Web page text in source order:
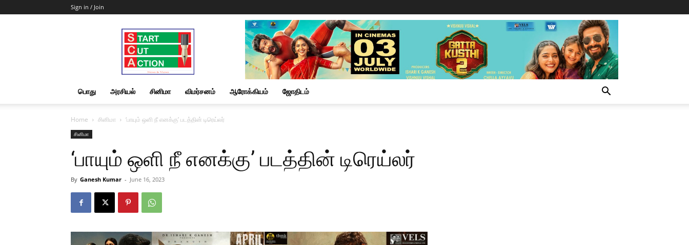
Sign in / Join
Start
Cut
Action
|
News
&
பொது அரசியல் சினிமா விமர்சனம் ஆரோக்கியம் ஜோதிடம்
Home சினிமா ‘பாயும் ஒளி நீ எனக்கு’ படத்தின் டிரெய்லர்
சினிமா
‘பாயும் ஒளி நீ எனக்கு’ படத்தின் டிரெய்லர்
By Ganesh Kumar - June 16, 2023